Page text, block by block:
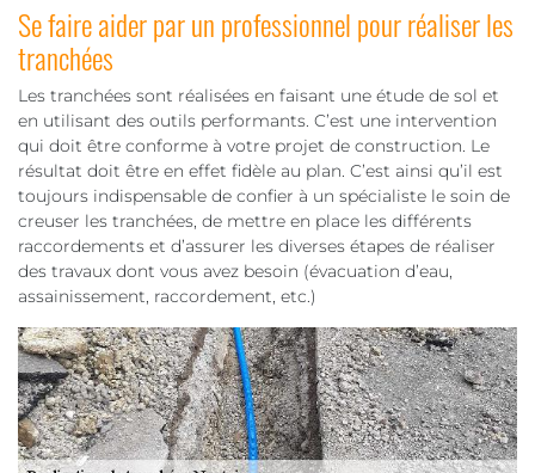
Se faire aider par un professionnel pour réaliser les
tranchées
Les tranchées sont réalisées en faisant une étude de sol et
en utilisant des outils performants. C’est une intervention
qui doit être conforme à votre projet de construction. Le
résultat doit être en effet fidèle au plan. C’est ainsi qu’il est
toujours indispensable de confier à un spécialiste le soin de
creuser les tranchées, de mettre en place les différents
raccordements et d’assurer les diverses étapes de réaliser
des travaux dont vous avez besoin (évacuation d’eau,
assainissement, raccordement, etc.)